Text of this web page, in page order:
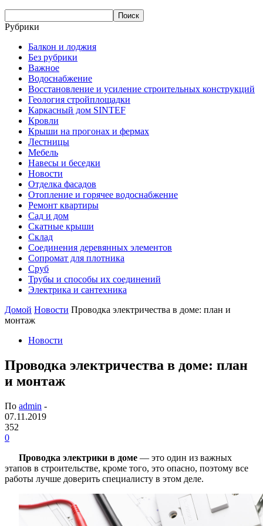
Рубрики
Балкон и лоджия
Без рубрики
Важное
Водоснабжение
Восстановление и усиление строительных конструкций
Геология стройплощадки
Каркасный дом SINTEF
Кровли
Крыши на прогонах и фермах
Лестницы
Мебель
Навесы и беседки
Новости
Отделка фасадов
Отопление и горячее водоснабжение
Ремонт квартиры
Сад и дом
Скатные крыши
Склад
Соединения деревянных элементов
Сопромат для плотника
Сруб
Трубы и способы их соединений
Электрика и сантехника
Домой Новости Проводка электричества в доме: план и
монтаж
Новости
Проводка электричества в доме: план
и монтаж
По admin -
07.11.2019
352
0
Проводка электрики в доме — это один из важных
этапов в строительстве, кроме того, это опасно, поэтому все
работы лучше доверить специалисту в этом деле.